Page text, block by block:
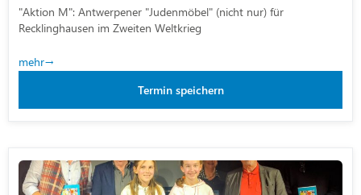
"Aktion M": Antwerpener "Judenmöbel" (nicht nur) für
Recklinghausen im Zweiten Weltkrieg
mehr
Termin speichern